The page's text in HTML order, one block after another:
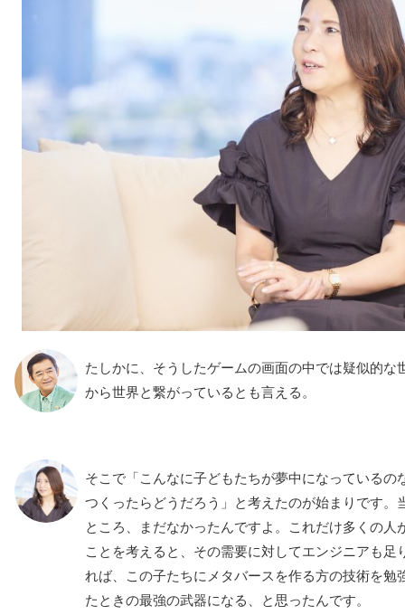
たしかに、そうしたゲームの画面の中では疑似的な
から世界と繋がっているとも言える。
そこで「こんなに子どもたちが夢中になっているの
つくったらどうだろう」と考えたのが始まりです。
ところ、まだなかったんですよ。これだけ多くの人
ことを考えると、その需要に対してエンジニアも足
れば、この子たちにメタバースを作る方の技術を勉
たときの最強の武器になる、と思ったんです。